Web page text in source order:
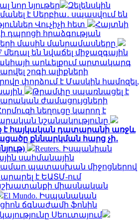
նոր նյութեր
Զելենսկին
է Սերբիա․ սպասվում են
Վուչիչի հետ
Հայտնի
դպրոցի հրաձգության
մասին մանրամասները
մեդալ են նվաճել միջազգային
արևելքում արտակարգ
շոգի ալիքների
փորձում է Մասկին համոզել,
Թրամփը սպառնացել է
ժամացույցների
նեղուցը կարող է
նշանակությունը
է հայկական դատարանի առջև
քննարկման հարց չի․
Reuters. Իսպանիան
սահմանային
պատասխան միջոցներով
է ԵԱՏՄ-ում
աշխատանքի միասնական
El Mundo. Իսպանական
ճգնաժամի ֆոնին
Սեուտայում